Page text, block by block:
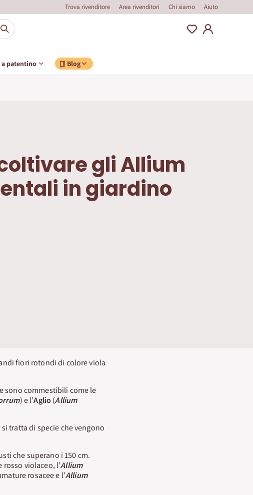
Trova rivenditore Area rivenditori Chi siamo Aiuto
patentino Blog
gli Allium
in giardino
fiori rotondi di colore viola
sono commestibili come le
) e l’Aglio (Allium
tratta di specie che vengono
che superano i 150 cm.
violaceo, l’Allium
rosacee e l’Allium